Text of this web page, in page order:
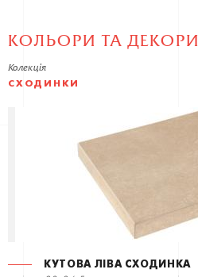
КОЛЬОРИ ТА ДЕКОРИ
Колекція
СХОДИНКИ
КУТОВА ЛІВА СХОДИНКА